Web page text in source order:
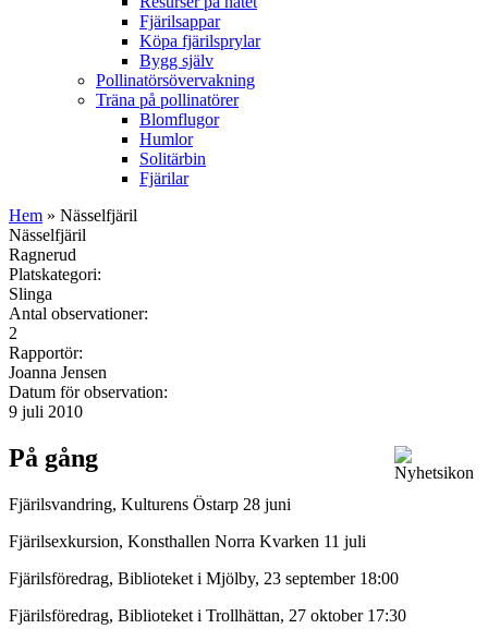
Fjärilsappar
Köpa fjärilsprylar
Bygg själv
Pollinatörsövervakning
Träna på pollinatörer
Blomflugor
Humlor
Solitärbin
Fjärilar
Hem » Nässelfjäril
Nässelfjäril
Ragnerud
Platskategori:
Slinga
Antal observationer:
2
Rapportör:
Joanna Jensen
Datum för observation:
9 juli 2010
På gång
Fjärilsvandring, Kulturens Östarp 28 juni
Fjärilsexkursion, Konsthallen Norra Kvarken 11 juli
Fjärilsföredrag, Biblioteket i Mjölby, 23 september 18:00
Fjärilsföredrag, Biblioteket i Trollhättan, 27 oktober 17:30